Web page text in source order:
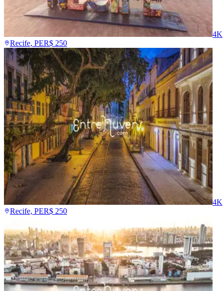
4K
Recife, PER$ 250
4K
Recife, PER$ 250